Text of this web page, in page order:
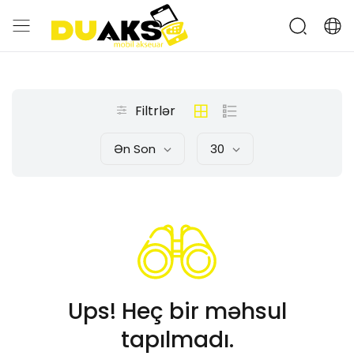
Filtrlər
Ən Son 30
Ups! Heç bir məhsul
tapılmadı.